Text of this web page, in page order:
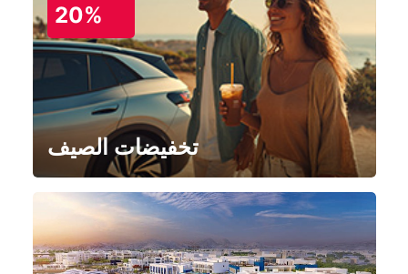
20%
تخفيضات الصيف